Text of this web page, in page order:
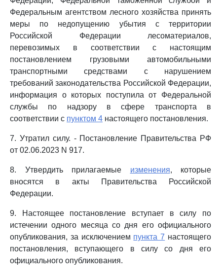
Федеральным агентством лесного хозяйства принять
меры по недопущению убытия с территории
Российской Федерации лесоматериалов,
перевозимых в соответствии с настоящим
постановлением грузовыми автомобильными
транспортными средствами с нарушением
требований законодательства Российской Федерации,
информация о которых поступила от Федеральной
службы по надзору в сфере транспорта в
соответствии с пунктом 4 настоящего постановления.
7. Утратил силу. - Постановление Правительства РФ
от 02.06.2023 N 917.
8. Утвердить прилагаемые изменения, которые
вносятся в акты Правительства Российской
Федерации.
9. Настоящее постановление вступает в силу по
истечении одного месяца со дня его официального
опубликования, за исключением пункта 7 настоящего
постановления, вступающего в силу со дня его
официального опубликования.